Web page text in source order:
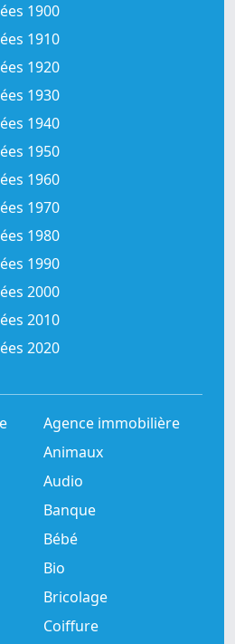
1900
1910
1920
1930
1940
1950
1960
1970
1980
1990
2000
2010
2020
Agence immobilière
Animaux
Audio
Banque
Bébé
Bio
Bricolage
Coiffure